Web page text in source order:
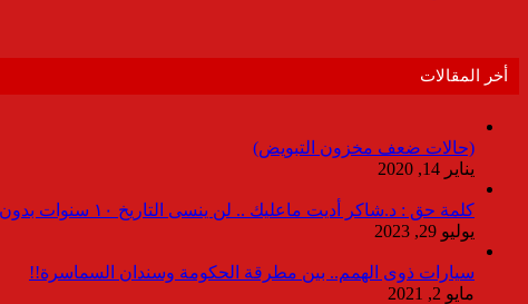
أخر المقالات
(حالات ضعف مخزون التبويض)
يناير 14, 2020
كلمة حق : د.شاكر أديت ماعليك .. لن ينسى التاريخ ١٠ سنوات بدون انقطاعات
يوليو 29, 2023
سيارات ذوى الهمم.. بين مطرقة الحكومة وسندان السماسرة!!
مايو 2, 2021